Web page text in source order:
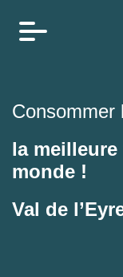
Consommer
la
monde !
Val de